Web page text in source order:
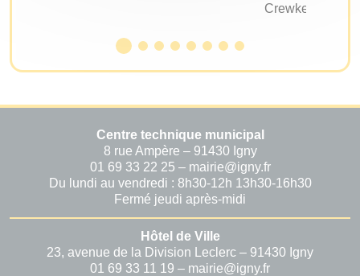
Crewkerne
Centre technique municipal
8 rue Ampère – 91430 Igny
01 69 33 22 25 – mairie@igny.fr
Du lundi au vendredi : 8h30-12h 13h30-16h30
Fermé jeudi après-midi
Hôtel de Ville
23, avenue de la Division Leclerc – 91430 Igny
01 69 33 11 19 – mairie@igny.fr